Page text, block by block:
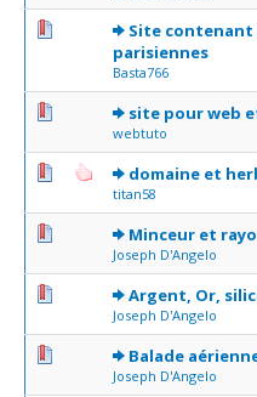
Site contenant
parisiennes
Basta766
0 Votes - 0 sur 5 en moyenne
1 2345
site pour web
webtuto
0 Votes - 0 sur 5 en moyenne
1 2345
domaine et
titan58
0 Votes - 0 sur 5 en moyenne
12345
Minceur et
Joseph D'Angelo
0 Votes - 0 sur 5 en moyenne
12345
Argent, Or,
Joseph D'Angelo
0 Votes - 0 sur 5 en moyenne
1234 5
Balade
Joseph D'Angelo
0 Votes - 0 sur 5 en moyenne
123 45